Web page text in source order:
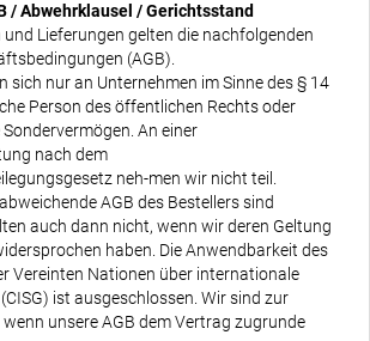
/ Abwehrklausel / Gerichtsstand
und Lieferungen gelten die nachfolgenden
(AGB).
sich nur an Unternehmen im Sinne des § 14
Person des öffentlichen Rechts oder
An einer
nach dem
neh-men wir nicht teil.
AGB des Bestellers sind
auch dann nicht, wenn wir deren Geltung
haben. Die Anwendbarkeit des
Vereinten Nationen über internationale
ist ausgeschlossen. Wir sind zur
unsere AGB dem Vertrag zugrunde